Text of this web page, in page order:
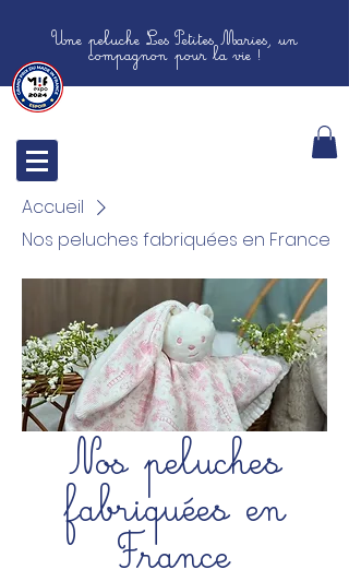
Une peluche Les Petites Maries, un
compagnon pour la vie !
Accueil
Nos peluches fabriquées en France
Nos peluches
fabriquées en
France